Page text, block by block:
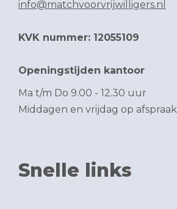
info@matchvoorvrijwilligers.nl
KVK nummer: 12055109
Openingstijden kantoor
Ma t/m Do 9.00 - 12.30 uur
Middagen en vrijdag op afspraak
Snelle links